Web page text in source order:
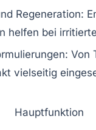
Regeneration:
helfen bei
Von
vielseitig
Hauptfunktion